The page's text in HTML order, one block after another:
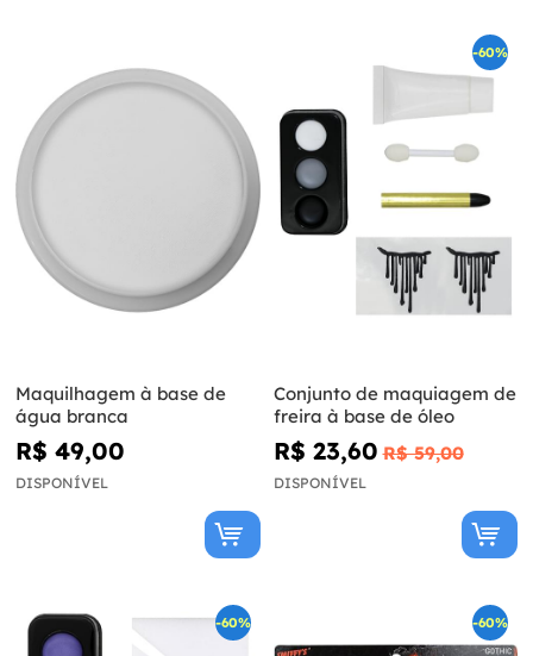
Maquilhagem à base de
água branca
R$ 49,00
DISPONÍVEL
-60%
Conjunto de maquiagem de
freira à base de óleo
R$ 23,60 R$ 59,00
DISPONÍVEL
-60% -60%